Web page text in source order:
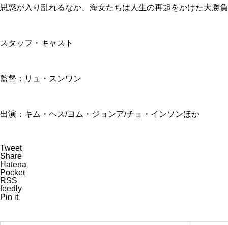
思惑が入り乱れるなか、海女たちは人生の再起をかけた大勝
スタッフ・キャスト
監督：リュ・スンワン
出演：キム・ヘス/ヨム・ジョンア/チョ・インソンほか
Tweet
Share
Hatena
Pocket
RSS
feedly
Pin it